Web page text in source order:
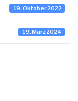
19. Oktober 2022
19. März 2024